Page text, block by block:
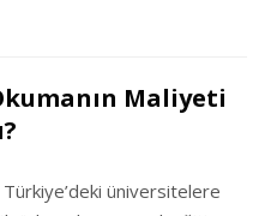
Maliyeti
üniversitelere